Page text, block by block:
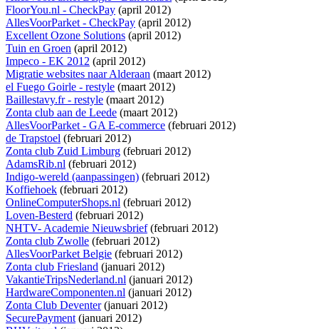
FloorYou.nl - CheckPay (april 2012)
AllesVoorParket - CheckPay (april 2012)
Excellent Ozone Solutions (april 2012)
Tuin en Groen (april 2012)
Impeco - EK 2012 (april 2012)
Migratie websites naar Alderaan (maart 2012)
el Fuego Goirle - restyle (maart 2012)
Baillestavy.fr - restyle (maart 2012)
Zonta club aan de Leede (maart 2012)
AllesVoorParket - GA E-commerce (februari 2012)
de Trapstoel (februari 2012)
Zonta club Zuid Limburg (februari 2012)
AdamsRib.nl (februari 2012)
Indigo-wereld (aanpassingen) (februari 2012)
Koffiehoek (februari 2012)
OnlineComputerShops.nl (februari 2012)
Loven-Besterd (februari 2012)
NHTV- Academie Nieuwsbrief(februari 2012)
Zonta club Zwolle (februari 2012)
AllesVoorParket Belgie (februari 2012)
Zonta club Friesland (januari 2012)
VakantieTripsNederland.nl (januari 2012)
HardwareComponenten.nl (januari 2012)
Zonta Club Deventer(januari 2012)
SecurePayment(januari 2012)